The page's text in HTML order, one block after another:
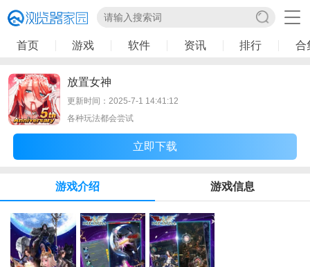
首页 游戏 软件 资讯 排行 合
放置女神
更新时间：2025-7-1 14:41:12
各种玩法都会尝试
立即下载
游戏介绍 游戏信息